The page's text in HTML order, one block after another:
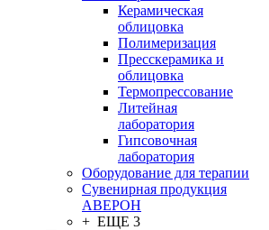
Керамическая
облицовка
Полимеризация
Пресскерамика и
облицовка
Термопрессование
Литейная
лаборатория
Гипсовочная
лаборатория
Оборудование для терапии
Сувенирная продукция
АВЕРОН
+ ЕЩЕ 3